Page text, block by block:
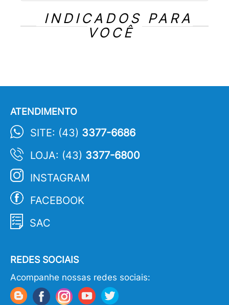
INDICADOS PARA
VOCÊ
ATENDIMENTO
SITE: (43) 3377-6686
LOJA: (43) 3377-6800
INSTAGRAM
FACEBOOK
SAC
REDES SOCIAIS
Acompanhe nossas redes sociais: